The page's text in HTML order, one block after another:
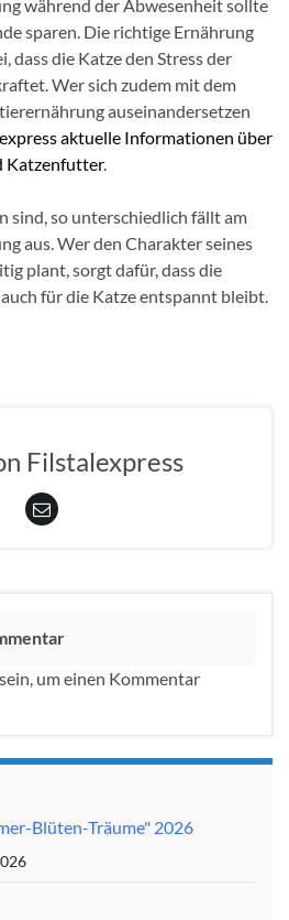
während der Abwesenheit sollte
sparen. Die richtige Ernährung
dass die Katze den Stress der
Wer sich zudem mit dem
auseinandersetzen
aktuelle Informationen über
Katzenfutter.
sind, so unterschiedlich fällt am
aus. Wer den Charakter seines
plant, sorgt dafür, dass die
für die Katze entspannt bleibt.
Filstalexpress
sein, um einen Kommentar
Blüten-Träume" 2026